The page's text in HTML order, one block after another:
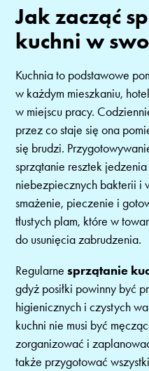
Jak zacząć
kuchni w
Kuchnia to podstawowe
w każdym mieszkaniu,
w miejscu pracy.
przez co staje się ona
się brudzi.
sprzątanie resztek
niebezpiecznych bakterii i
smażenie, pieczenie i
tłustych plam, które w
do usunięcia zabrudzenia.
Regularnesprzątanie
gdyż posiłki powinny być
higienicznych i czystych
kuchni nie musi być
zorganizować i
także przygotować